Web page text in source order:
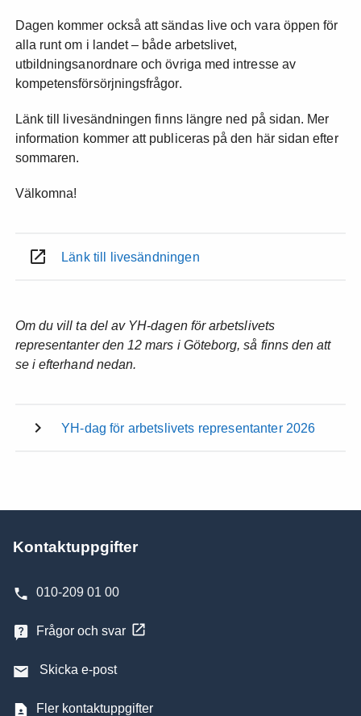
Dagen kommer också att sändas live och vara öppen för
alla runt om i landet – både arbetslivet,
utbildningsanordnare och övriga med intresse av
kompetensförsörjningsfrågor.
Länk till livesändningen finns längre ned på sidan. Mer
information kommer att publiceras på den här sidan efter
sommaren.
Välkomna!
Länk till livesändningen
Om du vill ta del av YH-dagen för arbetslivets
representanter den 12 mars i Göteborg, så finns den att
se i efterhand nedan.
YH-dag för arbetslivets representanter 2026
Kontaktuppgifter
010-209 01 00
Frågor och svar
Skicka e-post
Fler kontaktuppgifter